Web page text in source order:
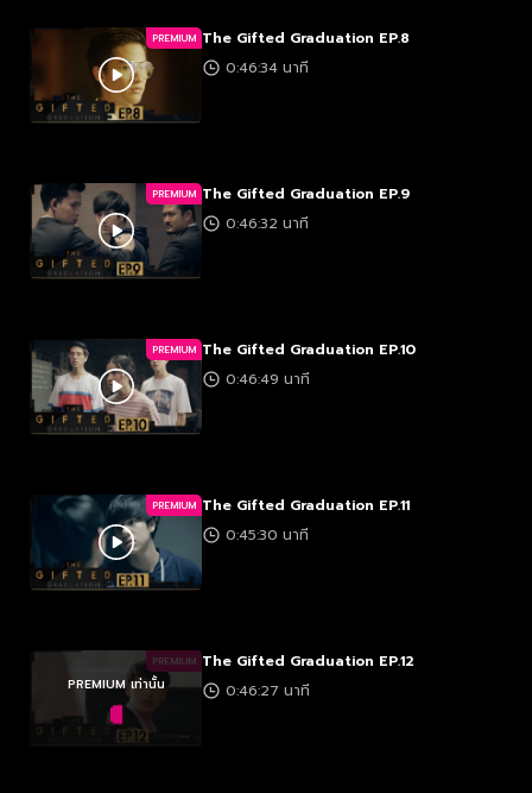
PREMIUM The Gifted Graduation EP.8
0:46:34 นาที
PREMIUM The Gifted Graduation EP.9
0:46:32 นาที
PREMIUM The Gifted Graduation EP.10
0:46:49 นาที
PREMIUM The Gifted Graduation EP.11
0:45:30 นาที
PREMIUM
PREMIUM เท่านั้น
The Gifted Graduation EP.12
0:46:27 นาที